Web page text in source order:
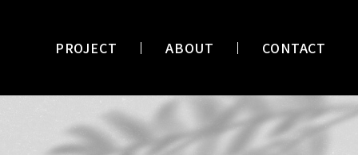
PROJECT ABOUT CONTACT